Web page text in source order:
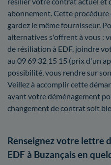
abonnement. Cette procédure
gardez le même fournisseur.
alternatives s'offrent à vous :
de résiliation à EDF, joindre
au 09 69 32 15 15 (prix d'un
possibilité, vous rendre sur
Veillez à accomplir cette
avant votre déménagement
changement de contrat soit
Renseignez votre lettre
EDF à Buzançais en